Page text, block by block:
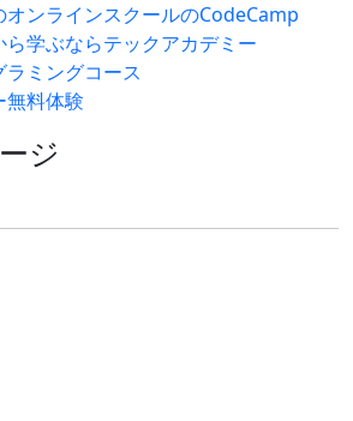
オンラインスクールのCodeCamp
学ぶならテックアカデミー
ミングコース
無料体験
ジ